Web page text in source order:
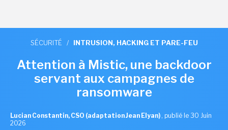
SÉCURITÉ / INTRUSION, HACKING ET PARE-FEU
Attention à Mistic, une backdoor
servant aux campagnes de
ransomware
Lucian Constantin, CSO (adaptation Jean Elyan) , publié le 30 Juin
2026